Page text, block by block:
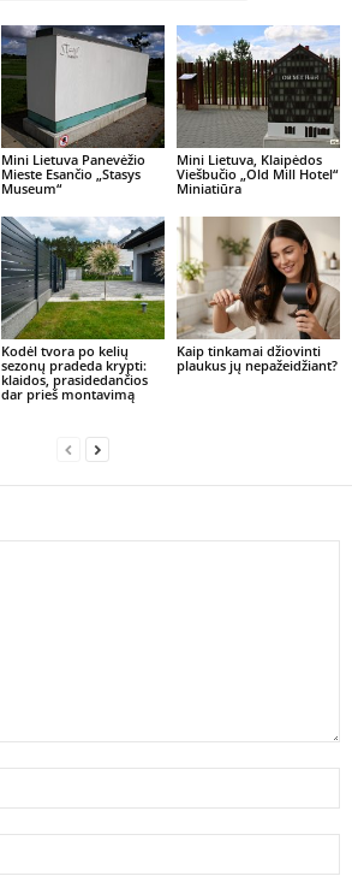
Mini Lietuva Panevėžio
Mieste Esančio „Stasys
Museum“
Mini Lietuva, Klaipėdos
Viešbučio „Old Mill Hotel“
Miniatiūra
Kodėl tvora po kelių
sezonų pradeda krypti:
klaidos, prasidedančios
dar prieš montavimą
Kaip tinkamai džiovinti
plaukus jų nepažeidžiant?